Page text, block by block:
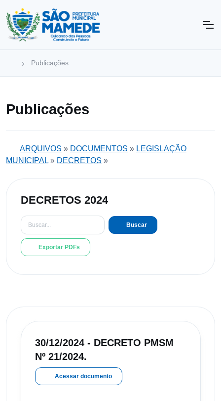
Publicações
Publicações
ARQUIVOS » DOCUMENTOS » LEGISLAÇÃO
MUNICIPAL » DECRETOS »
DECRETOS 2024
Buscar
Exportar PDFs
30/12/2024 - DECRETO PMSM
Nº 21/2024.
Acessar documento